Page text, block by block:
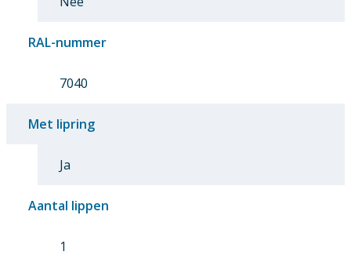
RAL-nummer
7040
Met lipring
Ja
Aantal lippen
1